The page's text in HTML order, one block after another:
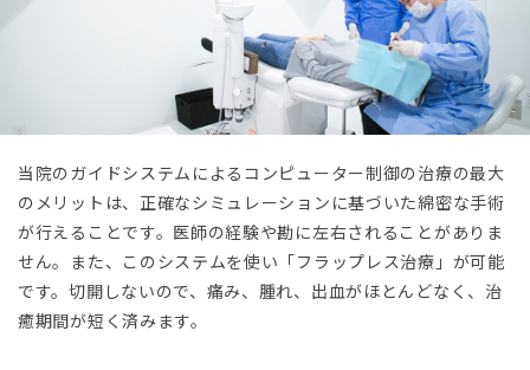
当院のガイドシステムによるコンピューター制御の治療の最大
のメリットは、正確なシミュレーションに基づいた綿密な手術
が行えることです。医師の経験や勘に左右されることがありま
せん。また、このシステムを使い「フラップレス治療」が可能
です。切開しないので、痛み、腫れ、出血がほとんどなく、治
癒期間が短く済みます。